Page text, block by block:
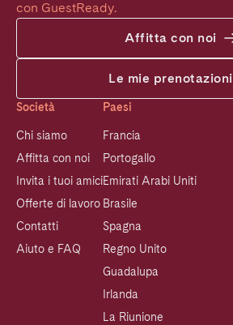
con GuestReady.
Affitta con noi
Le mie prenotazioni
Società
Chi siamo
Affitta con noi
Invita i tuoi amici
Offerte di lavoro
Contatti
Aiuto e FAQ
Paesi
Francia
Portogallo
Emirati Arabi Uniti
Brasile
Spagna
Regno Unito
Guadalupa
Irlanda
La Riunione